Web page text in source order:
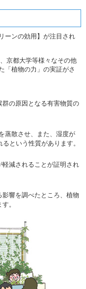
ーンの効用】が注目され
京都大学等様々なその他
「植物の力」の実証がさ
の原因となる有害物質の
蒸散させ、また、湿度が
という性質があります。
減されることが証明され
響を調べたところ、植物
。